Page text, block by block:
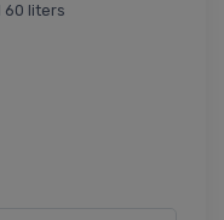
60 liters